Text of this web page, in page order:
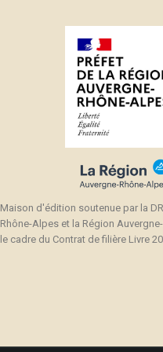
Maison d'édition soutenue par la
Rhône-Alpes et la Région
le cadre du Contrat de filière Livre